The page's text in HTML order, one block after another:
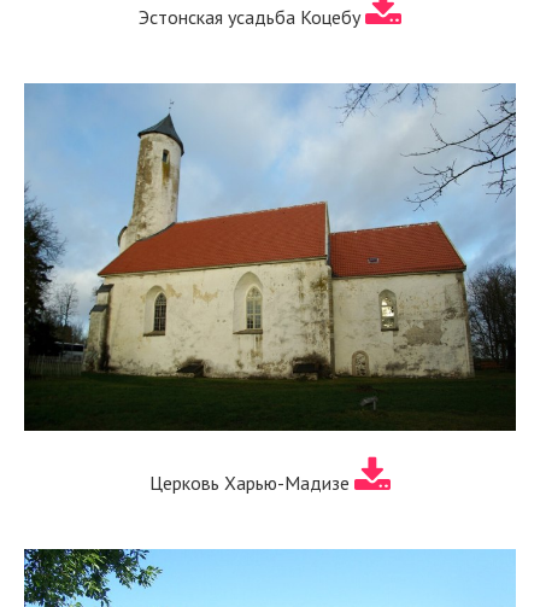
Эстонская усадьба Коцебу
Церковь Харью-Мадизе